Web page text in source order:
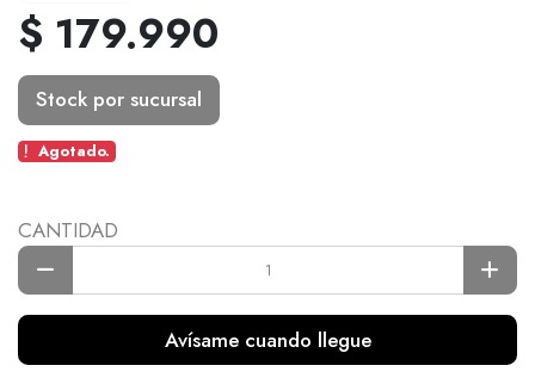
$ 179.990
Stock por sucursal
Agotado.
CANTIDAD
Avísame cuando llegue